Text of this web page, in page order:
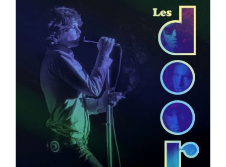
Les Doors _ Toute l’histoire illustrée _ Édition en
Ajouter au panier Détails